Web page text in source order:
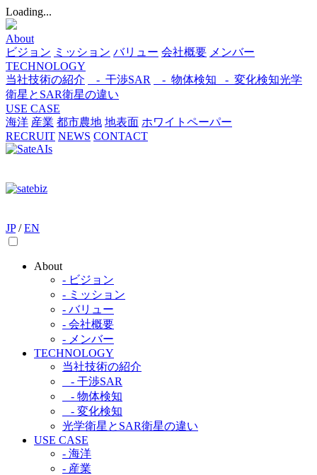
Loading...
About
ビジョン ミッション バリュー 会社概要 メンバー
TECHNOLOGY
当社技術の紹介
- 干渉SAR - 物体検知​ - 変化検知​光学
衛星とSAR衛星の違い
USE CASE
海洋 産業 都市​農地 地表面 ホワイトペーパー
RECRUIT NEWS CONTACT
JP / EN
About
- ビジョン
- ミッション
- バリュー
- 会社概要
- メンバー
TECHNOLOGY
当社技術の紹介​
- 干渉SAR​
- 物体検知​
- 変化検知​
光学衛星とSAR衛星の違い​
USE CASE
- 海洋
- 産業